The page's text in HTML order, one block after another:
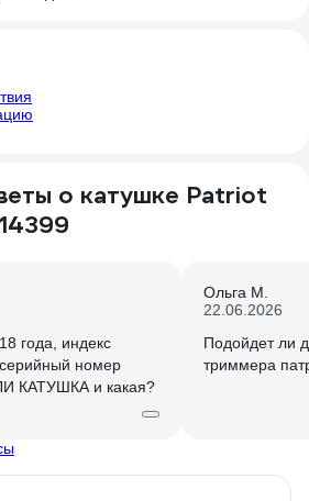
о катушке Patriot
года, индекс
номер
КАТУШКА и какая?
Ольга М.
22.06.2026
Подойдет ли
триммера